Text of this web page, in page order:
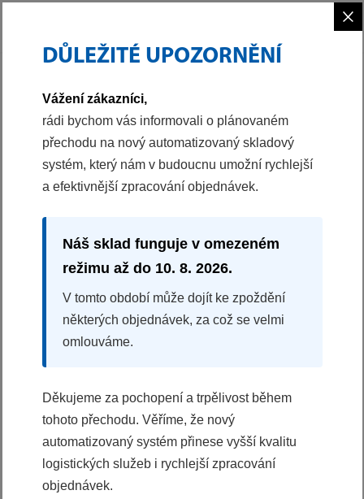
VESTAVNÁ MIKROVLNNÁ TROUBA S GRILEM
PMD 2085 BIB
Dotykové ovládání
8 automatických programů
5 úrovní výkonu
Funkce rychlý start
KDE KOUPIT
×
DŮLEŽITÉ UPOZORNĚNÍ
Vážení zákazníci,
rádi bychom vás informovali o plánovaném
přechodu na nový automatizovaný skladový
systém, který nám v budoucnu umožní rychlejší
a efektivnější zpracování objednávek.
Náš sklad funguje v omezeném
režimu až do 10. 8. 2026.
V tomto období může dojít ke zpoždění
některých objednávek, za což se velmi
omlouváme.
Děkujeme za pochopení a trpělivost během
tohoto přechodu. Věříme, že nový
automatizovaný systém přinese vyšší kvalitu
logistických služeb i rychlejší zpracování
objednávek.